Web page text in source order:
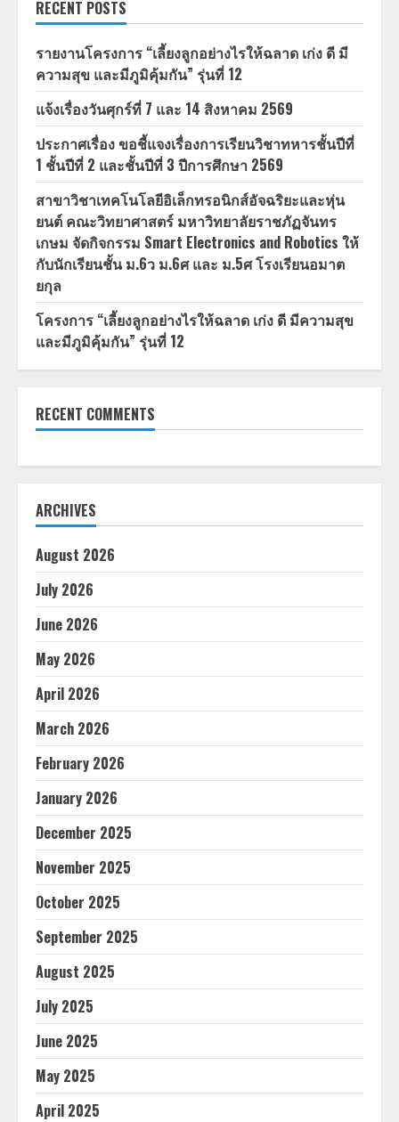
RECENT POSTS
รายงานโครงการ “เลี้ยงลูกอย่างไรให้ฉลาด เก่ง ดี มี
ความสุข และมีภูมิคุ้มกัน” รุ่นที่ 12
แจ้งเรื่องวันศุกร์ที่ 7 และ 14 สิงหาคม 2569
ประกาศเรื่อง ขอชี้แจงเรื่องการเรียนวิชาทหารชั้นปีที่
1 ชั้นปีที่ 2 และชั้นปีที่ 3 ปีการศึกษา 2569
สาขาวิชาเทคโนโลยีอิเล็กทรอนิกส์อัจฉริยะและหุ่น
ยนต์ คณะวิทยาศาสตร์ มหาวิทยาลัยราชภัฏจันทร
เกษม จัดกิจกรรม Smart Electronics and Robotics ให้
กับนักเรียนชั้น ม.6ว ม.6ศ และ ม.5ศ โรงเรียนอมาต
ยกุล
โครงการ “เลี้ยงลูกอย่างไรให้ฉลาด เก่ง ดี มีความสุข
และมีภูมิคุ้มกัน” รุ่นที่ 12
RECENT COMMENTS
ARCHIVES
August 2026
July 2026
June 2026
May 2026
April 2026
March 2026
February 2026
January 2026
December 2025
November 2025
October 2025
September 2025
August 2025
July 2025
June 2025
May 2025
April 2025